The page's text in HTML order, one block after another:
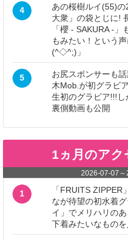
4
あの桜樹ルイ(55)の
大衆」の袋とじに!
「櫻 - SAKURA -
もみたい！という
(^◇^;)」
5
お尻スポンサーも
木Mob.が初グラビ
生初のグラビア!!!
裏側動画も公開
1ヵ月のア
2026-07-07 ～
1
「FRUITS ZIPPER
なが待望の初水着
イ」でメリハリの
下着みたいなものを